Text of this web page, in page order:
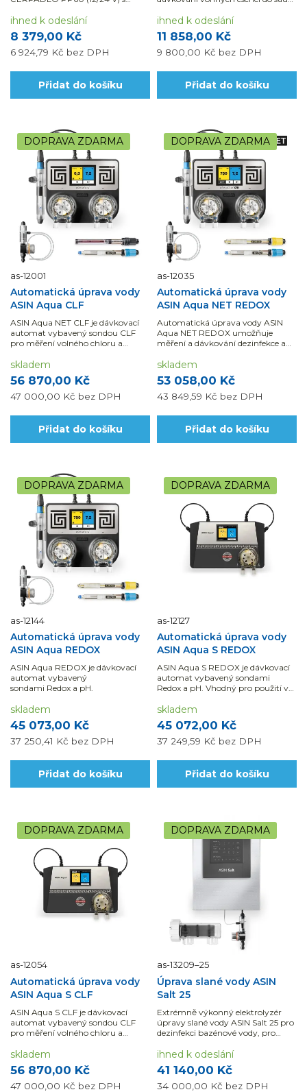
pro dávkování...
8 379,00 Kč
6 924,79 Kč bez DPH
ihned k odeslání
Přidat do košíku
11 858,00 Kč
9 800,00 Kč bez DPH
ihned k odeslání
Přidat do košíku
DOPRAVA ZDARMA
as-12001
Automatická úprava vody
ASIN Aqua CLF
ASIN Aqua NET CLF je dávkovací
automat vybavený sondou CLF
pro měření volného chloru a
56 870,00 Kč
47 000,00 Kč bez DPH
skladem
Přidat do košíku
DOPRAVA ZDARMA
as-12035
Automatická úprava vody
ASIN Aqua NET REDOX
Automatická úprava vody ASIN
Aqua NET REDOX umožňuje
měření a dávkování dezinfekce a
průtokoměrem a LAN konektorem
pro...
53 058,00 Kč
43 849,59 Kč bez DPH
skladem
Přidat do košíku
DOPRAVA ZDARMA
as-12144
Automatická úprava vody
ASIN Aqua REDOX
ASIN Aqua REDOX je dávkovací
automat vybavený
sondami Redox a pH.
45 073,00 Kč
37 250,41 Kč bez DPH
skladem
Přidat do košíku
DOPRAVA ZDARMA
as-12127
Automatická úprava vody
ASIN Aqua S REDOX
ASIN Aqua S REDOX je dávkovací
automat vybavený sondami
Redox a pH. Vhodný pro použití ve
slané...
45 072,00 Kč
37 249,59 Kč bez DPH
skladem
Přidat do košíku
DOPRAVA ZDARMA
as-12054
Automatická úprava vody
ASIN Aqua S CLF
ASIN Aqua S CLF je dávkovací
automat vybavený sondou CLF
pro měření volného chloru a
56 870,00 Kč
47 000,00 Kč bez DPH
skladem
DOPRAVA ZDARMA
as-13209–25
Úprava slané vody ASIN
Salt 25
Extrémně výkonný elektrolyzér
úpravy slané vody ASIN Salt 25 pro
dezinfekci bazénové vody, pro
41 140,00 Kč
34 000,00 Kč bez DPH
ihned k odeslání